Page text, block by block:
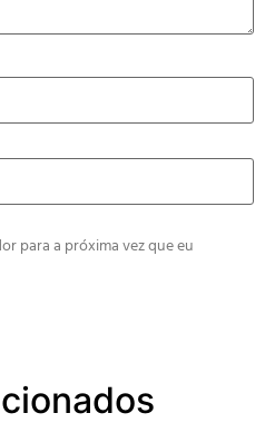
para a próxima vez que eu